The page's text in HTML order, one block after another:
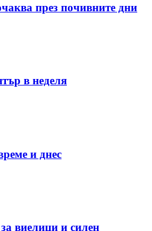
през почивните дни
в неделя
и днес
виелици и силен